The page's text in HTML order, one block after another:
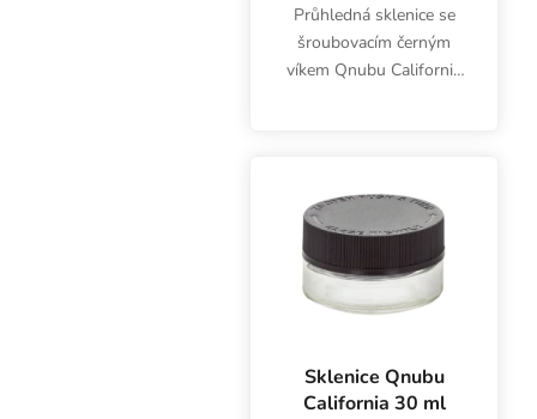
Průhledná sklenice se
šroubovacím černým
víkem Qnubu California
sklo. Objem 7 ml.
Sklenice Qnubu
California 30 ml